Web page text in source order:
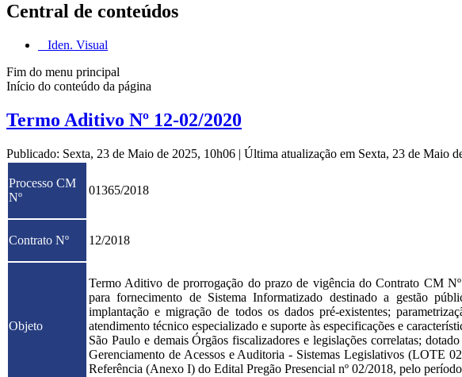
Central de conteúdos
Iden. Visual
Fim do menu principal
Início do conteúdo da página
Termo Aditivo Nº 12-02/2020
Publicado: Sexta, 23 de Maio de 2025, 10h06 | Última atualização em Sexta, 23 de Maio
Processo CM
Nº
01365/2018
Contrato Nº 12/2018
Objeto
Termo Aditivo de prorrogação do prazo de vigência do Contrato CM
para fornecimento de Sistema Informatizado destinado a gestão
implantação e migração de todos os dados pré-existentes;
atendimento técnico especializado e suporte às especificações e
São Paulo e demais Órgãos fiscalizadores e legislações correlatas;
Gerenciamento de Acessos e Auditoria - Sistemas Legislativos (LOTE
Referência (Anexo I) do Edital Pregão Presencial nº 02/2018, pelo